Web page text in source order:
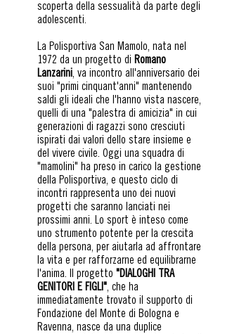
scoperta della sessualità da parte degli
adolescenti.
La Polisportiva San Mamolo, nata nel
1972 da un progetto di Romano
Lanzarini, va incontro all'anniversario dei
suoi "primi cinquant'anni" mantenendo
saldi gli ideali che l'hanno vista nascere,
quelli di una "palestra di amicizia" in cui
generazioni di ragazzi sono cresciuti
ispirati dai valori dello stare insieme e
del vivere civile. Oggi una squadra di
"mamolini" ha preso in carico la gestione
della Polisportiva, e questo ciclo di
incontri rappresenta uno dei nuovi
progetti che saranno lanciati nei
prossimi anni. Lo sport è inteso come
uno strumento potente per la crescita
della persona, per aiutarla ad affrontare
la vita e per rafforzarne ed equilibrarne
l'anima. Il progetto "DIALOGHI TRA
GENITORI E FIGLI", che ha
immediatamente trovato il supporto di
Fondazione del Monte di Bologna e
Ravenna, nasce da una duplice